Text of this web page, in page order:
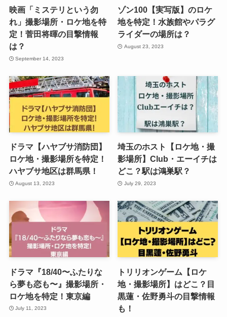
映画「ミステリという勿
れ」撮影場所・ロケ地を特
定！菅田将暉の目撃情報
は？
September 14, 2023
ゾン100【実写版】のロケ
地を特定！水族館やパラグ
ライダーの場所は？
August 23, 2023
ドラマ【ハヤブサ消防団】
ロケ地・撮影場所を特定！
ハヤブサ地区は群馬県！
August 13, 2023
埼玉のホスト【ロケ地・撮
影場所】Club・エーイチは
どこ？駅は鴻巣駅？
July 29, 2023
ドラマ『18/40〜ふたりな
ら夢も恋も〜』撮影場所・
ロケ地を特定！東京編
July 11, 2023
トリリオンゲーム【ロケ
地・撮影場所】はどこ？目
黒蓮・佐野勇斗の目撃情報
も！